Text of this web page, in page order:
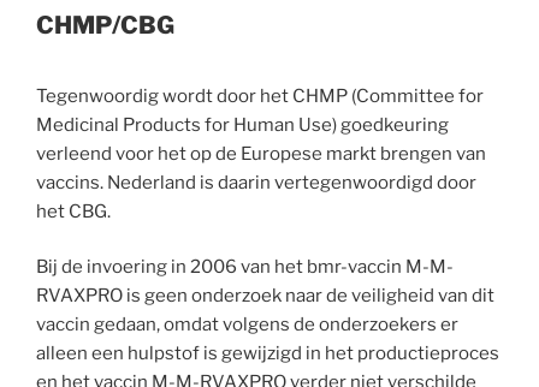
CHMP/CBG
Tegenwoordig wordt door het CHMP (Committee for
Medicinal Products for Human Use) goedkeuring
verleend voor het op de Europese markt brengen van
vaccins. Nederland is daarin vertegenwoordigd door
het CBG.
Bij de invoering in 2006 van het bmr-vaccin M-M-
RVAXPRO is geen onderzoek naar de veiligheid van dit
vaccin gedaan, omdat volgens de onderzoekers er
alleen een hulpstof is gewijzigd in het productieproces
en het vaccin M-M-RVAXPRO verder niet verschilde